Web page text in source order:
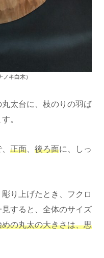
キ白木）
太台に、枝のりの羽ば
。
正面、 後ろ面に、しっ
り上げたとき、フクロ
すると、全体のサイズ
めの丸太の大きさは、思